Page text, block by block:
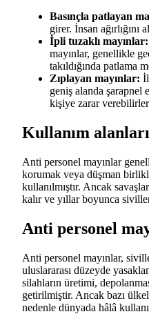
Basınçla patlayan
girer. İnsan ağırlığını
İpli tuzaklı mayınlar:
mayınlar, genellikle
takıldığında patlama
Zıplayan mayınlar:
geniş alanda şarapnel
kişiye zarar
Kullanım
Anti personel mayınlar
korumak veya düşman
kullanılmıştır. Ancak
kalır ve yıllar boyunca
Anti personel
Anti personel mayınlar,
uluslararası düzeyde
silahların üretimi,
getirilmiştir. Ancak bazı
nedenle dünyada hâlâ